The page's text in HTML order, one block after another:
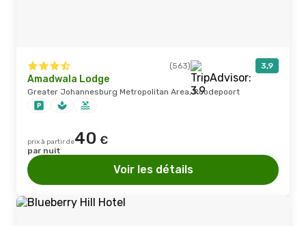
(563) 3,9
Amadwala Lodge
Greater Johannesburg Metropolitan Area, Roodepoort
prix à partir de40 €
par nuit
Voir les détails